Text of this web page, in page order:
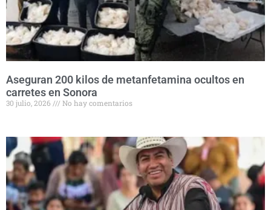
Aseguran 200 kilos de metanfetamina ocultos en
carretes en Sonora
30 julio, 2026 No hay comentarios